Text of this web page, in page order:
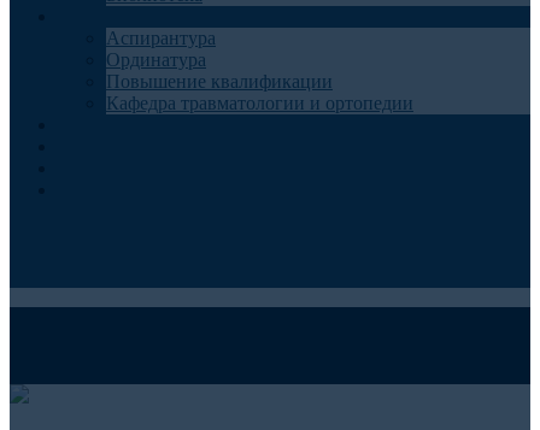
Аспирантура
Ординатура
Повышение квалификации
Кафедра травматологии и ортопедии